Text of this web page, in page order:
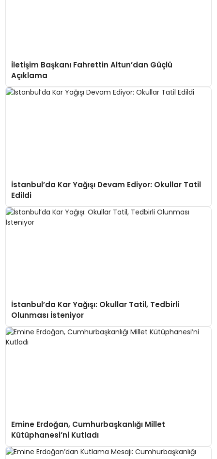
İletişim Başkanı Fahrettin Altun’dan Güçlü
Açıklama
İstanbul’da Kar Yağışı Devam Ediyor: Okullar Tatil
Edildi
İstanbul’da Kar Yağışı: Okullar Tatil, Tedbirli
Olunması İsteniyor
Emine Erdoğan, Cumhurbaşkanlığı Millet
Kütüphanesi’ni Kutladı